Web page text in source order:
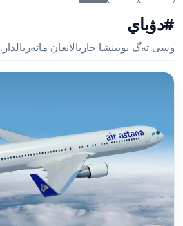
#دۋباي
وسى تەگ بويىنشا جاريالانعان ماتەريالدار.